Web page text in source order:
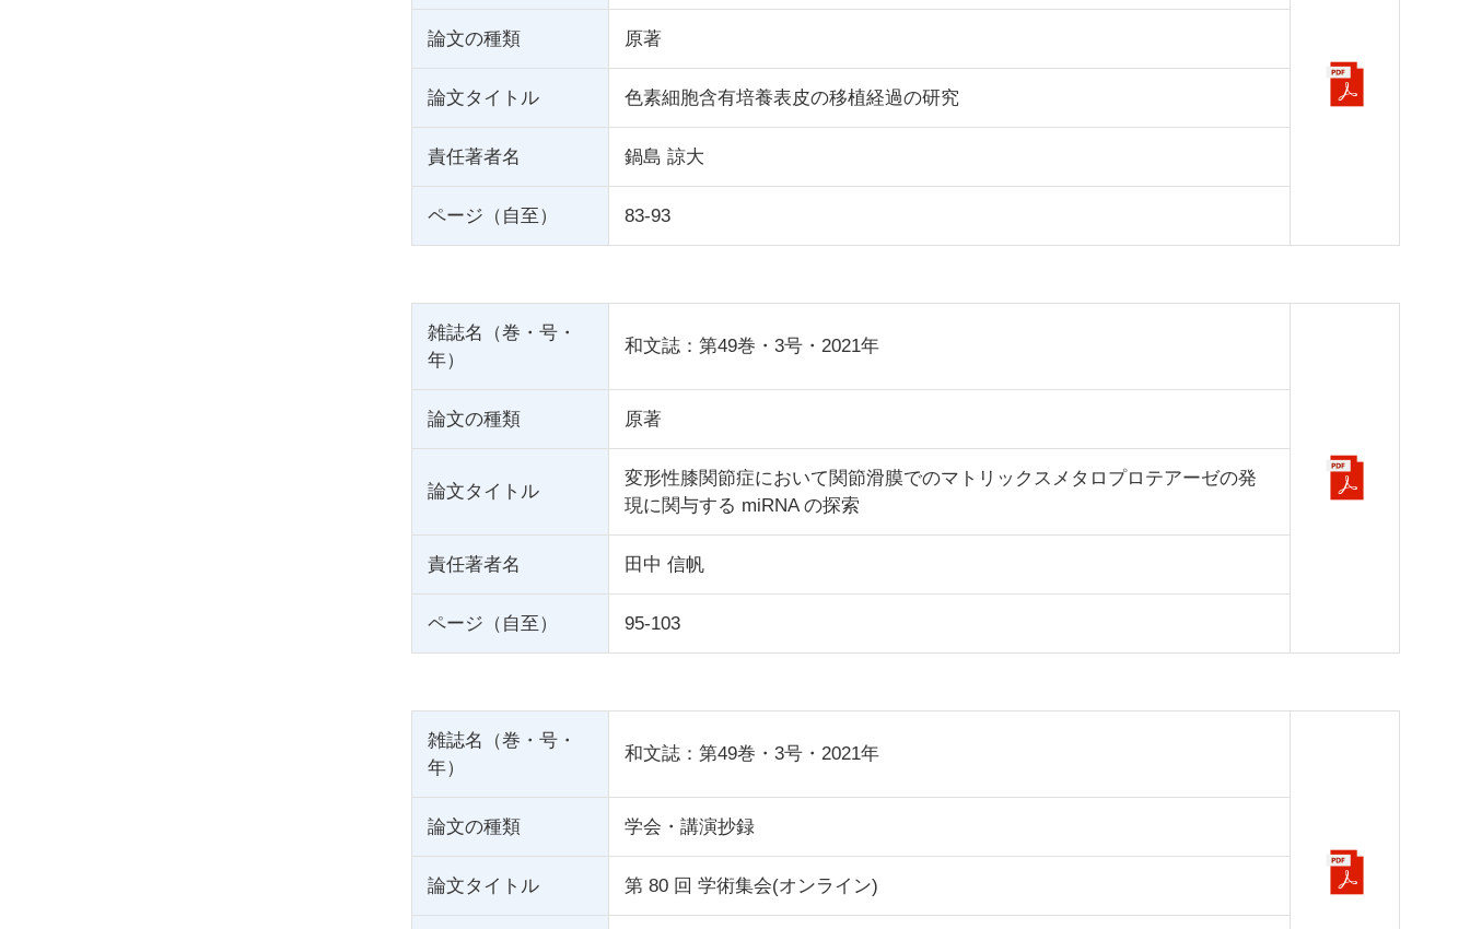
論文の種類 原著
論文タイトル 色素細胞含有培養表皮の移植経過の研究
責任著者名 鍋島 諒大
ページ（自至） 83-93
雑誌名（巻・号・
年）
和文誌：第49巻・3号・2021年
論文の種類 原著
論文タイトル
変形性膝関節症において関節滑膜でのマトリックスメタロプロテアーゼの発
現に関与する miRNA の探索
責任著者名 田中 信帆
ページ（自至） 95-103
雑誌名（巻・号・
年）
和文誌：第49巻・3号・2021年
論文の種類 学会・講演抄録
論文タイトル 第 80 回 学術集会(オンライン)